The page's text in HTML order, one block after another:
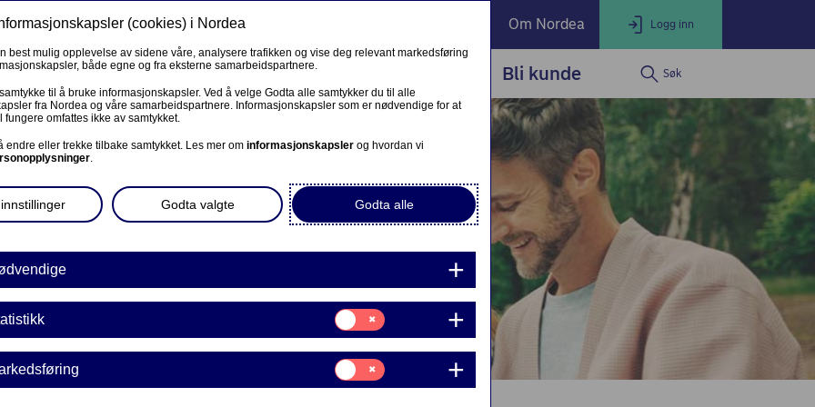
Privat Om Nordea Logg inn
LOGG INN
Nettbank Privat
Nordea Business
Nordea Corporate
Endre eller fullfør private lånesøknader
Mine lånesøknader
BEDRIFT
Corporate Netbank
AutoFX Hedging
Bedriftens dokumenter
Våre sider -kundeinformasjon
VPS Investortjenester
VPS Foretakstjenester
Våre produkter Fagforbund Bli kunde Søk
oss, ekstra gode
I tillegg får du flere
(cookies) i Nordea
best mulig opplevelse av sidene våre, analysere trafikken og vise deg relevant markedsføring
både egne og fra eksterne samarbeidspartnere.
til å bruke informasjonskapsler. Ved å velge Godta alle samtykker du til alle
fra Nordea og våre samarbeidspartnere. Informasjonskapsler som er nødvendige for at
fungere omfattes ikke av samtykket.
endre eller trekke tilbake samtykket. Les mer om informasjonskapsler og hvordan vi
.
Godta alle
Godta valgte
Samtykke
til:
Statistikk
Samtykke
til:
Markedsføring